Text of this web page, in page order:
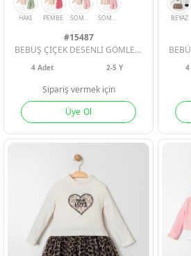
HAKI SOMON SOMON
#15487
BEBÜŞ ÇİÇEK DESENLİ GÖMLEK 3LÜ KIZ ÇOCUK TAKIM
4Adet 2-5 Y
Sipariş vermek için
Üye Ol
4